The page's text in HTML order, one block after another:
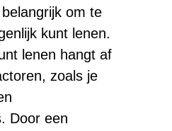
om te
kunt lenen.
lenen hangt af
zoals je
Door een